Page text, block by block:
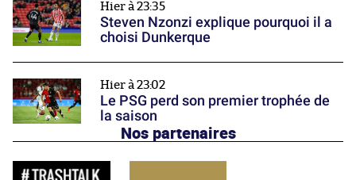
Hier à 23:35
Steven Nzonzi explique pourquoi il a
choisi Dunkerque
Hier à 23:02
Le PSG perd son premier trophée de
la saison
Nos partenaires